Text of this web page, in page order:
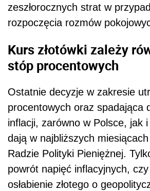
zeszłorocznych strat w
rozpoczęcia rozmów
Kurs złotówki zależy
stóp procentowych
Ostatnie decyzje w zakresie
procentowych oraz spadająca
inflacji, zarówno w Polsce, jak
dają w najbliższych
Radzie Polityki Pieniężnej.
powrót napięć inflacyjnych,
osłabienie złotego o